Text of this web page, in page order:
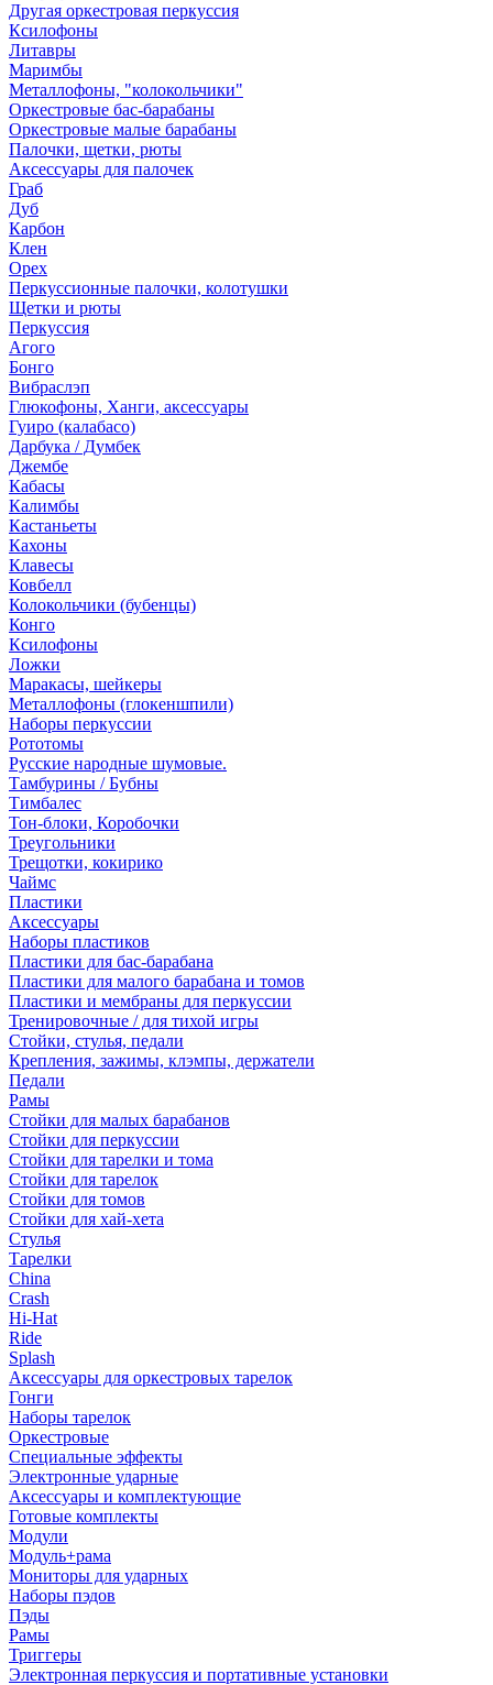
Другая оркестровая перкуссия
Ксилофоны
Литавры
Маримбы
Металлофоны, "колокольчики"
Оркестровые бас-барабаны
Оркестровые малые барабаны
Палочки, щетки, рюты
Аксессуары для палочек
Граб
Дуб
Карбон
Клен
Орех
Перкуссионные палочки, колотушки
Щетки и рюты
Перкуссия
Агого
Бонго
Вибраслэп
Глюкофоны, Ханги, аксессуары
Гуиро (калабасо)
Дарбука / Думбек
Джембе
Кабасы
Калимбы
Кастаньеты
Кахоны
Клавесы
Ковбелл
Колокольчики (бубенцы)
Конго
Ксилофоны
Ложки
Маракасы, шейкеры
Металлофоны (глокеншпили)
Наборы перкуссии
Рототомы
Русские народные шумовые.
Тамбурины / Бубны
Тимбалес
Тон-блоки, Коробочки
Треугольники
Трещотки, кокирико
Чаймс
Пластики
Аксессуары
Наборы пластиков
Пластики для бас-барабана
Пластики для малого барабана и томов
Пластики и мембраны для перкуссии
Тренировочные / для тихой игры
Стойки, стулья, педали
Крепления, зажимы, клэмпы, держатели
Педали
Рамы
Стойки для малых барабанов
Стойки для перкуссии
Стойки для тарелки и тома
Стойки для тарелок
Стойки для томов
Стойки для хай-хета
Стулья
Тарелки
China
Crash
Hi-Hat
Ride
Splash
Аксессуары для оркестровых тарелок
Гонги
Наборы тарелок
Оркестровые
Специальные эффекты
Электронные ударные
Аксессуары и комплектующие
Готовые комплекты
Модули
Модуль+рама
Мониторы для ударных
Наборы пэдов
Пэды
Рамы
Триггеры
Электронная перкуссия и портативные установки